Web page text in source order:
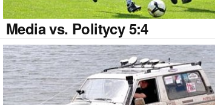
Mediavs. Politycy 5:4